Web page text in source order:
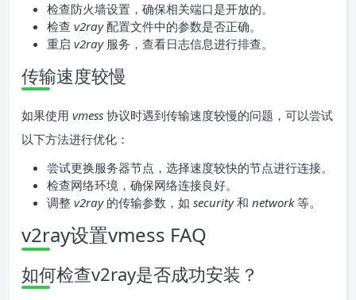
检查防火墙设置，确保相关端口是开放的。
检查 v2ray配置文件中的参数是否正确。
重启 v2ray服务，查看日志信息进行排查。
传输速度较慢
如果使用 vmess 协议时遇到传输速度较慢的问题，可以尝试
以下方法进行优化：
尝试更换服务器节点，选择速度较快的节点进行连接。
检查网络环境，确保网络连接良好。
调整 v2ray的传输参数，如 security和 network等。
v2ray设置vmess FAQ
如何检查v2ray是否成功安装？